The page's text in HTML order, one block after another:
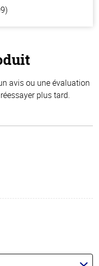
avis ou une évaluation
plus tard.